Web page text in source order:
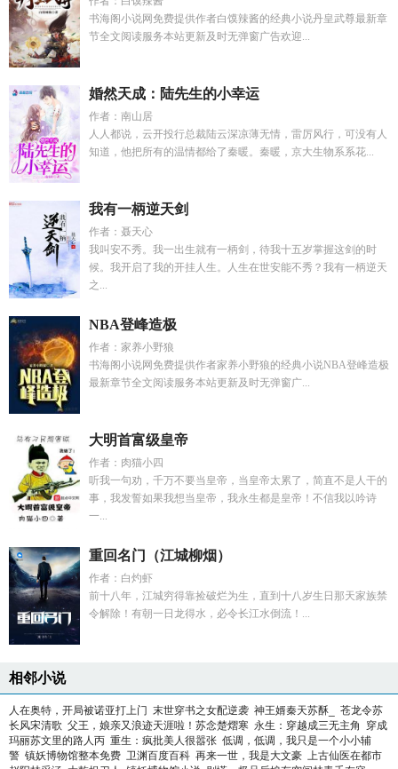
书海阁小说网免费提供作者白馍辣酱的经典小说丹皇武尊最新章
节全文阅读服务本站更新及时无弹窗广告欢迎...
婚然天成：陆先生的小幸运
作者：南山居
人人都说，云开投行总裁陆云深凉薄无情，雷厉风行，可没有人
知道，他把所有的温情都给了秦暖。秦暖，京大生物系系花...
我有一柄逆天剑
作者：聂天心
我叫安不秀。我一出生就有一柄剑，待我十五岁掌握这剑的时
候。我开启了我的开挂人生。人生在世安能不秀？我有一柄逆天
之...
NBA登峰造极
作者：家养小野狼
书海阁小说网免费提供作者家养小野狼的经典小说NBA登峰造极
最新章节全文阅读服务本站更新及时无弹窗广...
大明首富级皇帝
作者：肉猫小四
听我一句劝，千万不要当皇帝，当皇帝太累了，简直不是人干的
事，我发誓如果我想当皇帝，我永生都是皇帝！不信我以吟诗
一...
重回名门（江城柳烟）
作者：白灼虾
前十八年，江城穷得靠捡破烂为生，直到十八岁生日那天家族禁
令解除！有朝一日龙得水，必令长江水倒流！...
相邻小说
人在奥特，开局被诺亚打上门 末世穿书之女配逆袭 神王婿秦天苏酥_
苍龙令苏
长风宋清歌 父王，娘亲又浪迹天涯啦！苏念楚熠寒 永生：穿越成三无主角
穿成
玛丽苏文里的路人丙 重生：疯批美人很嚣张 低调，低调，我只是一个小小辅
警 镇妖博物馆整本免费 卫渊百度百科 再来一世，我是大文豪 上古仙医在都市